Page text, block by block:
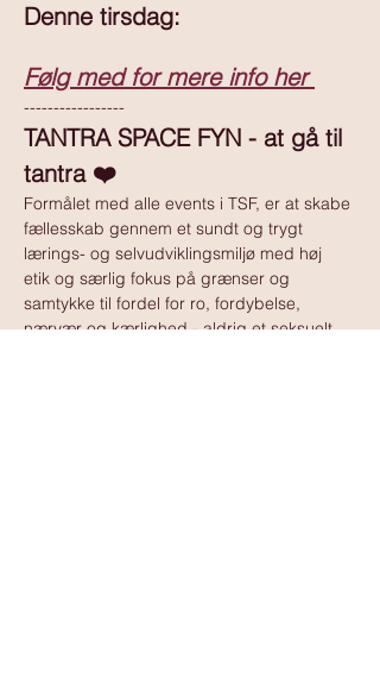
Denne tirsdag:
Følg med for mere info her
-----------------
TANTRA SPACE FYN - at gå til
tantra ❤️
Formålet med alle events i TSF, er at skabe
fællesskab gennem et sundt og trygt
lærings- og selvudviklingsmiljø med høj
etik og særlig fokus på grænser og
samtykke til fordel for ro, fordybelse,
nærvær og kærlighed - aldrig et seksuelt